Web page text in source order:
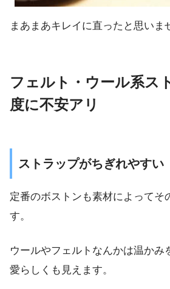
まあまあキレイに直ったと思いま
フェルト・ウール系ス
度に不安アリ
ストラップがちぎれやすい
定番のボストンも素材によってそ
す。
ウールやフェルトなんかは温かみ
愛らしくも見えます。